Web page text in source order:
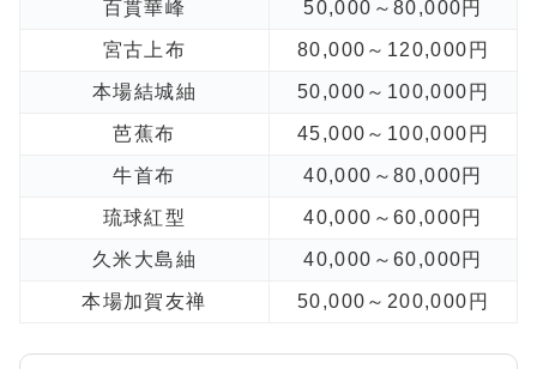
百貫華峰 50,000～80,000円
宮古上布 80,000～120,000円
本場結城紬 50,000～100,000円
芭蕉布 45,000～100,000円
牛首布 40,000～80,000円
琉球紅型 40,000～60,000円
久米大島紬 40,000～60,000円
本場加賀友禅 50,000～200,000円